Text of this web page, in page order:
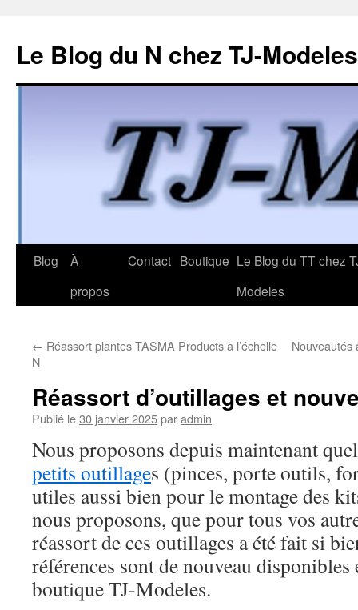
Le Blog du N chez TJ-Modeles
Aller
Blog
À
propos
Contact Boutique Le Blog du TT chez
Modeles
← Réassort plantes TASMA Products à l’échelle
N
Nouveautés
Réassort d’outillages et
Publié le30 janvier 2025paradmin
Nous proposons depuis maintenant
petits outillages (pinces, porte outils,
utiles aussi bien pour le montage des
nous proposons, que pour tous vos
réassort de ces outillages a été fait si
références sont de nouveau disponibles
boutique TJ-Modeles.